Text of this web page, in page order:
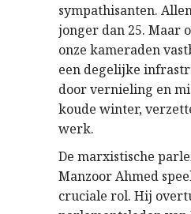
sympathisanten.
jonger dan 25. Maar
onze kameraden
een degelijke
door vernieling en
koude winter,
werk.
De marxistische
Manzoor Ahmed
cruciale rol. Hij